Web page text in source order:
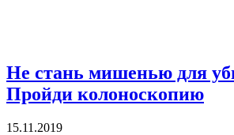
Не стань мишенью для
Пройди колоноскопию
15.11.2019